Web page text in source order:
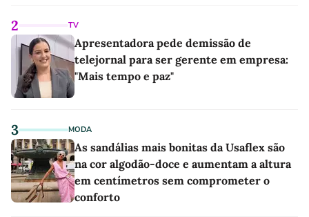
2 TV
Apresentadora pede demissão de
telejornal para ser gerente em empresa:
"Mais tempo e paz"
3 MODA
As sandálias mais bonitas da Usaflex são
na cor algodão-doce e aumentam a altura
em centímetros sem comprometer o
conforto